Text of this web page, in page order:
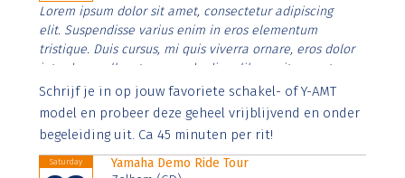
Lorem ipsum dolor sit amet, consectetur adipiscing
elit. Suspendisse varius enim in eros elementum
tristique. Duis cursus, mi quis viverra ornare, eros dolor
interdum nulla, ut commodo diam libero vitae erat.
Aenean faucibus nibh et justo cursus id rutrum lorem
imperdiet. Nunc ut sem vitae risus tristique posuere.
Schrijf je in op jouw favoriete schakel- of Y-AMT
model en probeer deze geheel vrijblijvend en onder
begeleiding uit. Ca 45 minuten per rit!
Saturday
Yamaha Demo Ride Tour